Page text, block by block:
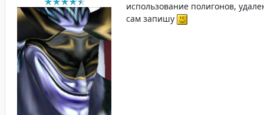
использование полигонов,
сам запишу